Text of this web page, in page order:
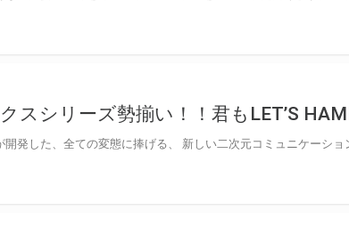
スシリーズ勢揃い！！君もLET’S